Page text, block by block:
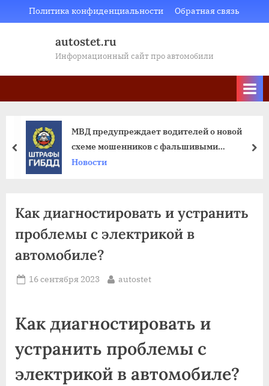
to
Политика конфиденциальности Обратная связь
autostet.ru
Информационный сайт про автомобили
МВД предупреждает водителей о новой
схеме мошенников с фальшивыми
штрафами от ГАИ
Новости
пред
Как диагностировать и устранить
проблемы с электрикой в
автомобиле?
Posted
16 сентября 2023 By
autostet
Как диагностировать и
устранить проблемы с
электрикой в автомобиле?